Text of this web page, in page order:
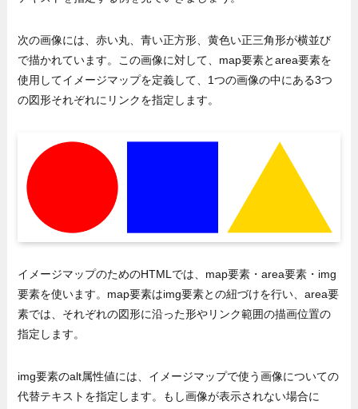
次の画像には、赤い丸、青い正方形、黄色い正三角形が横並び
で描かれています。この画像に対して、map要素とarea要素を
使用してイメージマップを定義して、1つの画像の中にある3つ
の図形それぞれにリンクを指定します。
イメージマップのためのHTMLでは、map要素・area要素・img
要素を使います。map要素はimg要素との紐づけを行い、area要
素では、それぞれの図形に沿った形やリンク範囲の描画位置の
指定します。
img要素のalt属性値には、イメージマップで使う画像についての
代替テキストを指定します。もし画像が表示されない場合に